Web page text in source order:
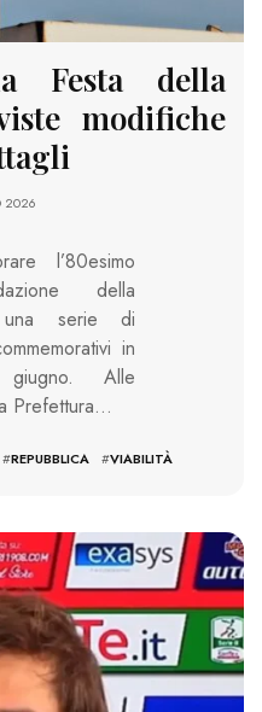
Festa della
modifiche
2026
l’80esimo
della
una serie di
in
Alle
Prefettura…
#REPUBBLICA #VIABILITÀ